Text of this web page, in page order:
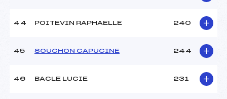
44 POITEVIN RAPHAELLE 240
45 SOUCHON CAPUCINE 244
46 BACLE LUCIE 231